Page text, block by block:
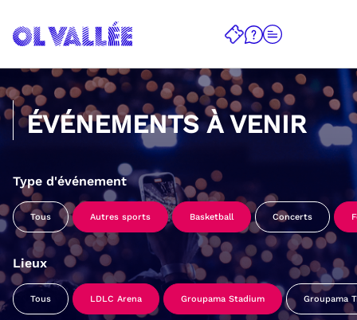
ÉVÉNEMENTS À VENIR
Type d'événement
Tous Autres sports Basketball Concerts
Lieux
Tous LDLC Arena Groupama Stadium Groupama